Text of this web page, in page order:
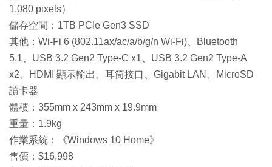
1,080 pixels）
儲存空間：1TB PCIe Gen3 SSD
其他：Wi-Fi 6 (802.11ax/ac/a/b/g/n Wi-Fi)、Bluetooth
5.1、USB 3.2 Gen2 Type-C x1、USB 3.2 Gen2 Type-A
x2、HDMI 顯示輸出、耳筒接口、Gigabit LAN、MicroSD
讀卡器
體積：355mm x 243mm x 19.9mm
重量：1.9kg
作業系統：《Windows 10 Home》
售價：$16,998